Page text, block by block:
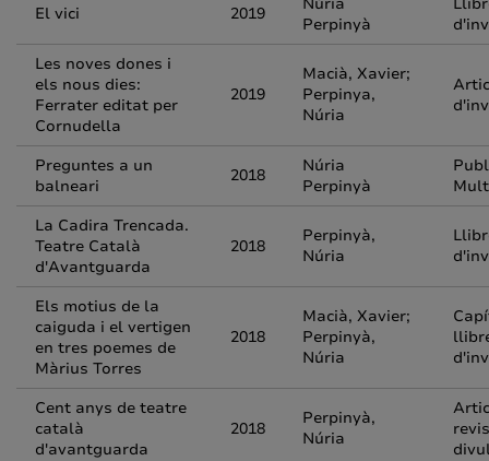
El vici 2019
Perpinyà
Les noves dones i
els nous dies:
Ferrater editat per
Cornudella
2019
Macià, Xavier;
Perpinya,
Núria
Preguntes a un
balneari
2018
Núria
Perpinyà
La Cadira Trencada.
Teatre Català
d'Avantguarda
2018
Perpinyà,
Núria
Els motius de la
caiguda i el vertigen
en tres poemes de
Màrius Torres
2018
Macià, Xavier;
Perpinyà,
Núria
Cent anys de teatre
català
d'avantguarda
2018
Perpinyà,
Núria